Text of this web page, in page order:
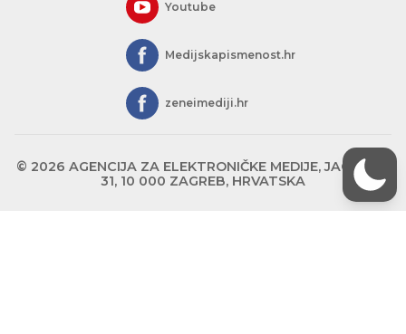
Youtube
Medijskapismenost.hr
zeneimediji.hr
© 2026 AGENCIJA ZA ELEKTRONIČKE MEDIJE, JAGIĆEVA
31, 10 000 ZAGREB, HRVATSKA